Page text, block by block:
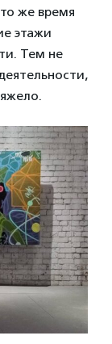
же время
этажи
Тем не